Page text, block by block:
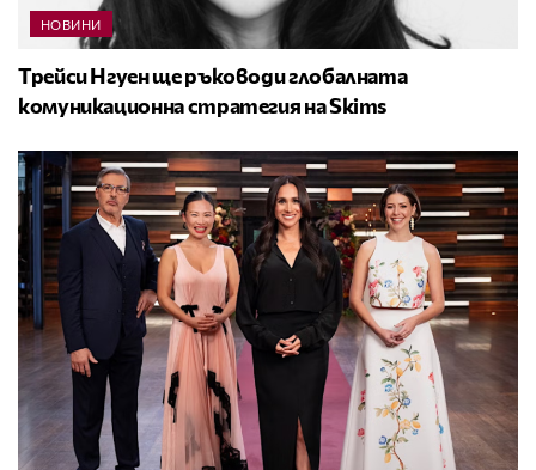
НОВИНИ
Трейси Нгуен ще ръководи глобалната
комуникационна стратегия на Skims